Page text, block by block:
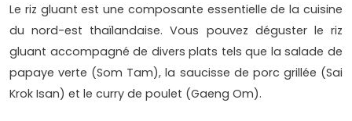
Le riz gluant est une composante essentielle de la cuisine
du nord-est thaïlandaise. Vous pouvez déguster le riz
gluant accompagné de divers plats tels que la salade de
papaye verte (Som Tam), la saucisse de porc grillée (Sai
Krok Isan) et le curry de poulet (Gaeng Om).